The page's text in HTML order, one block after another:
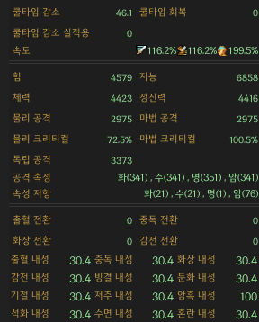
쿨타임 감소
46.1 쿨타임 회복 0
쿨타임 감소 실적용 0
속도 116.2% 116.2% 199.5%
힘 4579 지능 6858
체력 4423 정신력 4416
물리 공격 2975 마법 공격 2975
물리 크리티컬 72.5% 마법 크리티컬 100.5%
독립 공격 3373
공격 속성
화(341) , 수(341) , 명(351) , 암(341)
속성 저항
화(21) , 수(21) , 명(1) , 암(76)
출혈 전환 0 중독 전환 0
화상 전환 0 감전 전환 0
출혈 내성 30.4 중독 내성 30.4 화상 내성 30.4
감전 내성 30.4 빙결 내성 30.4 둔화 내성 30.4
기절 내성 30.4 저주 내성 30.4 암흑 내성 100
석화 내성 30.4 수면 내성 30.4 혼란 내성 30.4